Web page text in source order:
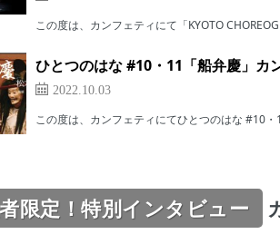
この度は、カンフェティにて「KYOTO
ひとつのはな #10・11「船弁慶」
2022.10.03
この度は、カンフェティにてひとつのはな #10
限定！特別インタビュー